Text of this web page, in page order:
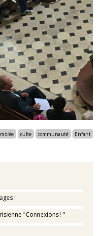
!
"Connexions ! "
culte communauté Enfant